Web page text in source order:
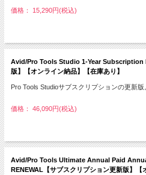
価格： 15,290円(税込)
Avid/Pro Tools Studio 1-Year Subscription
版】【オンライン納品】【在庫あり】
Pro Tools Studioサブスクリプションの更新版
価格： 46,090円(税込)
Avid/Pro Tools Ultimate Annual Paid
RENEWAL【サブスクリプション更新版】【